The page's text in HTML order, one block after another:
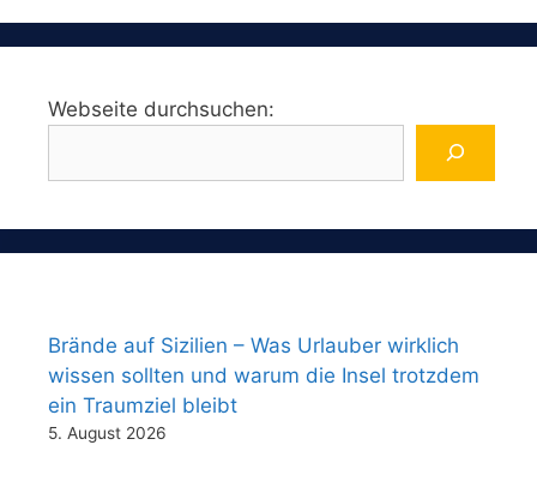
Webseite durchsuchen:
Brände auf Sizilien – Was Urlauber wirklich
wissen sollten und warum die Insel trotzdem
ein Traumziel bleibt
5. August 2026